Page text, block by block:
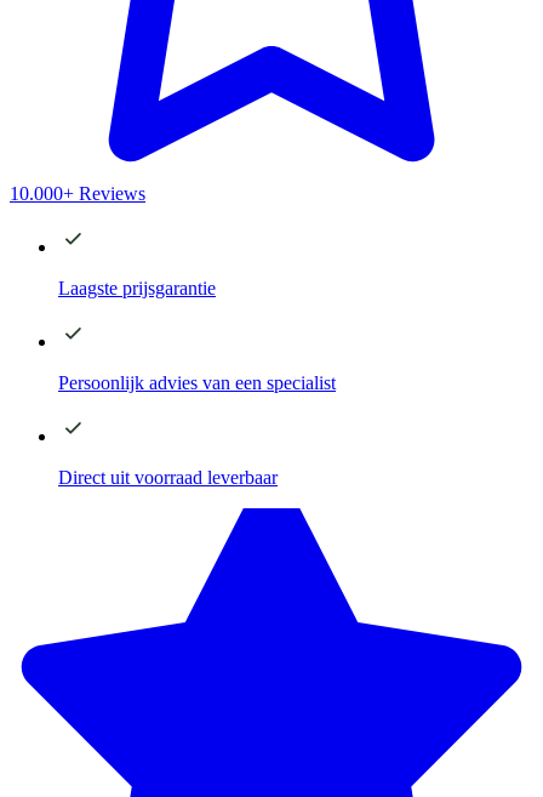
10.000+ Reviews
Laagste prijsgarantie
Persoonlijk advies van een specialist
Direct uit voorraad leverbaar